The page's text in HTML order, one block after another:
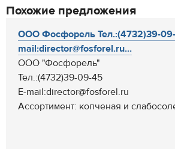
Похожие предложения
ООО Фосфорель Тел.:(4732)39-
mail:director@fosforel.ru...
ООО "Фосфорель"
Тел.:(4732)39-09-45
E-mail:director@fosforel.ru
Ассортимент: копченая и